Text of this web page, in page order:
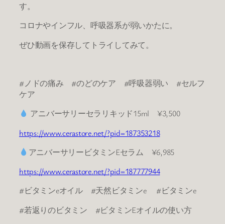
す。
コロナやインフル、呼吸器系が弱いかたに。
ぜひ動画を保存してトライしてみて。
#ノドの痛み #のどのケア #呼吸器弱い #セルフ
ケア
アニバーサリーセラリキッド15ml ¥3,500
https://www.cerastore.net/?pid=187353218
アニバーサリービタミンEセラム ¥6,985
https://www.cerastore.net/?pid=187777944
#ビタミンeオイル #天然ビタミンe #ビタミンe
#若返りのビタミン #ビタミンEオイルの使い方